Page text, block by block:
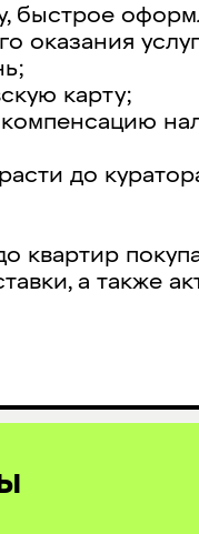
быстрое
оказания
карту;
до
квартир
а также